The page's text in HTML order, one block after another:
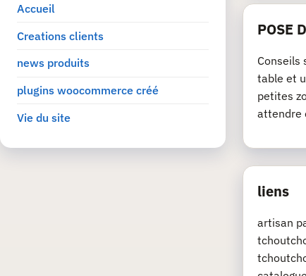
POSE
Conseils
table et
petites
attendre
liens
artisan
Accueil
Creations clients
news produits
plugins woocommerce créé
Vie du site